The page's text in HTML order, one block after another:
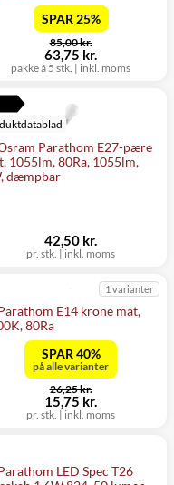
pakke á 5 stk. | inkl. moms
før
85,00 kr.
nu
63,75 kr.
SPAR 25%
Parathom E27-pære
1055lm, 80Ra, 1055lm,
dæmpbar
pr. stk. | inkl. moms
42,50 kr.
E14 krone mat,
80Ra
1 varianter
pr. stk. | inkl. moms
før
26,25 kr.
nu
15,75 kr.
SPAR 40%
på alle varianter
LED Spec T26